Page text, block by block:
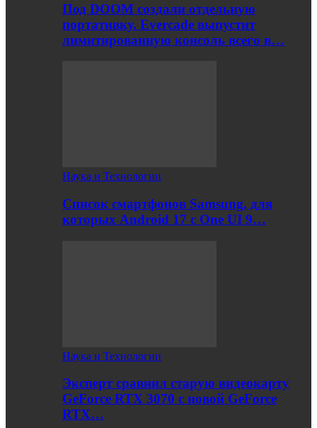
Под DOOM создали отдельную
портативку. Evercade выпустит
лимитированную консоль всего в…
Наука и Технологии
Список смартфонов Samsung, для
которых Android 17 с One UI 9…
Наука и Технологии
Эксперт сравнил старую видеокарту
GeForce RTX 3070 с новой GeForce
RTX…